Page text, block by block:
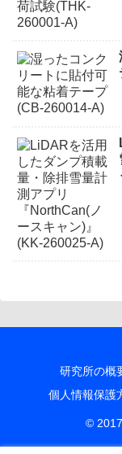
研究所の概
個人情報保護
©